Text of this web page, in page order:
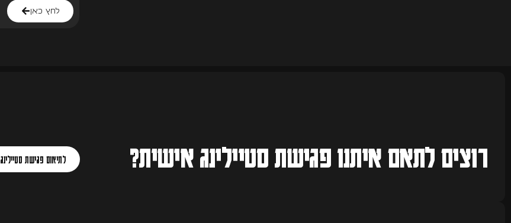
לחץ כאן
רוצים לתאם איתנו פגישת סטיילינג אישית? לתיאום פגישת סטיילינג